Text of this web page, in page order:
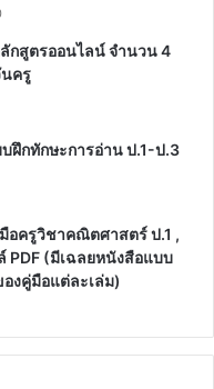
กสูตรออนไลน์ จำนวน 4
นครู
ฝึกทักษะการอ่าน ป.1-ป.3
อครูวิชาคณิตศาสตร์ ป.1 ,
PDF (มีเฉลยหนังสือแบบ
งคู่มือแต่ละเล่ม)